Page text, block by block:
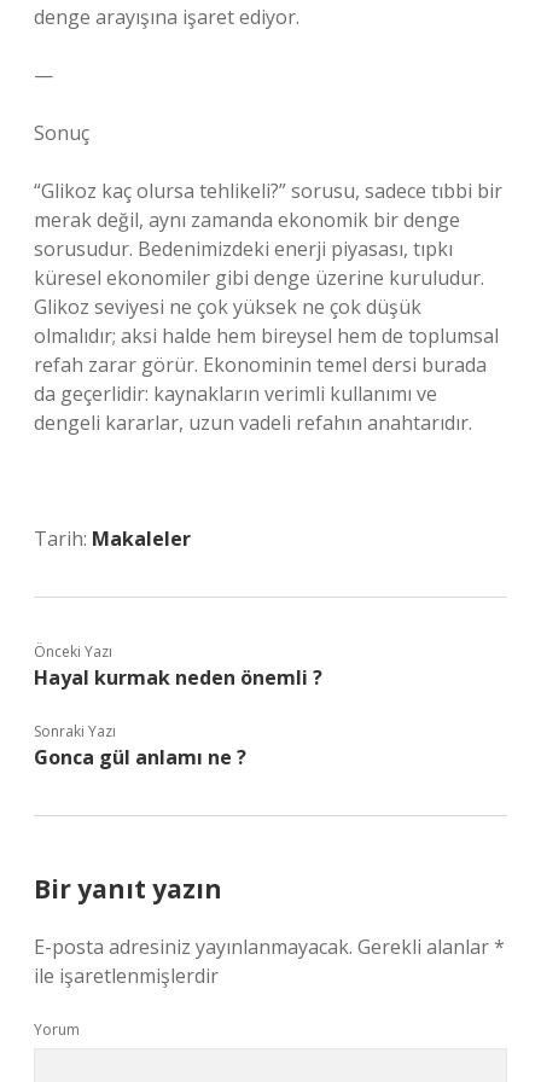
denge arayışına işaret ediyor.
—
Sonuç
“Glikoz kaç olursa tehlikeli?” sorusu, sadece tıbbi bir
merak değil, aynı zamanda ekonomik bir denge
sorusudur. Bedenimizdeki enerji piyasası, tıpkı
küresel ekonomiler gibi denge üzerine kuruludur.
Glikoz seviyesi ne çok yüksek ne çok düşük
olmalıdır; aksi halde hem bireysel hem de toplumsal
refah zarar görür. Ekonominin temel dersi burada
da geçerlidir: kaynakların verimli kullanımı ve
dengeli kararlar, uzun vadeli refahın anahtarıdır.
Tarih: Makaleler
Önceki Yazı
Hayal kurmak neden önemli ?
Sonraki Yazı
Gonca gül anlamı ne ?
Bir yanıt yazın
E-posta adresiniz yayınlanmayacak. Gerekli alanlar*
ile işaretlenmişlerdir
Yorum